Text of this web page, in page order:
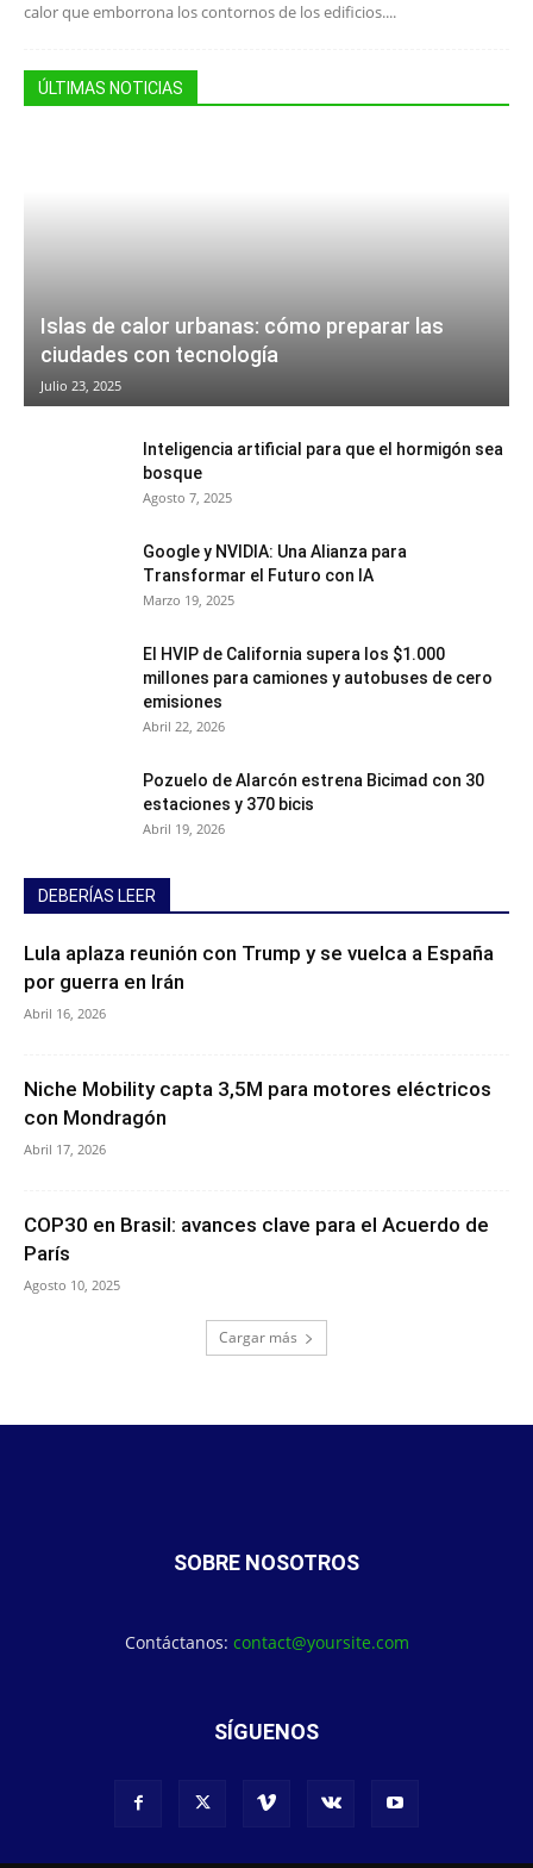
calor que emborrona los contornos de los edificios....
ÚLTIMAS NOTICIAS
Islas de calor urbanas: cómo preparar las
ciudades con tecnología
Julio 23, 2025
Inteligencia artificial para que el hormigón sea
bosque
Agosto 7, 2025
Google y NVIDIA: Una Alianza para
Transformar el Futuro con IA
Marzo 19, 2025
El HVIP de California supera los $1.000
millones para camiones y autobuses de cero
emisiones
Abril 22, 2026
Pozuelo de Alarcón estrena Bicimad con 30
estaciones y 370 bicis
Abril 19, 2026
DEBERÍAS LEER
Lula aplaza reunión con Trump y se vuelca a España
por guerra en Irán
Abril 16, 2026
Niche Mobility capta 3,5M para motores eléctricos
con Mondragón
Abril 17, 2026
COP30 en Brasil: avances clave para el Acuerdo de
París
Agosto 10, 2025
Cargar más
SOBRE NOSOTROS
Contáctanos: contact@yoursite.com
SÍGUENOS